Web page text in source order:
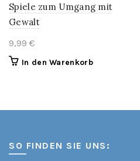
Spiele zum Umgang mit
Gewalt
9,99 €
In den Warenkorb
SO FINDEN SIE UNS: